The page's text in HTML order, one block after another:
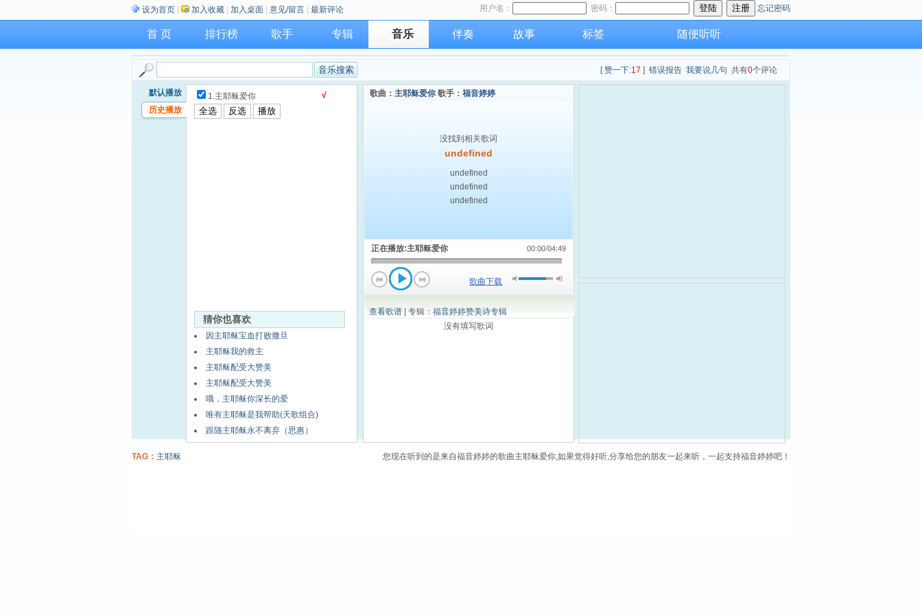
设为首页 加入收藏 加入桌面 意见/留言 最新评论 用户名： 密码： 忘记密码
首 页 排行榜 歌手 专辑 音乐 伴奏 故事 标签 随便听听
[赞一下:17 ] 错误报告 我要说几句 共有0个评论
歌曲： 主耶稣爱你 歌手： 福音婷婷
没找到相关歌词
undefined
undefined
undefined
undefined
正在播放:主耶稣爱你 00:00/04:49
歌曲下载
查看歌谱 | 专辑： 福音婷婷赞美诗专辑
没有填写歌词
默认播放
历史播放
1.主耶稣爱你 √
猜你也喜欢
因主耶稣宝血打败撒旦
主耶稣我的救主
主耶稣配受大赞美
主耶稣配受大赞美
哦，主耶稣你深长的爱
唯有主耶稣是我帮助(天歌组合)
跟随主耶稣永不离弃（思惠）
TAG： 主耶稣 您现在听到的是来自福音婷婷的歌曲主耶稣爱你,如果觉得好听,分享给您的朋友一起来听，一起支持福音婷婷吧！